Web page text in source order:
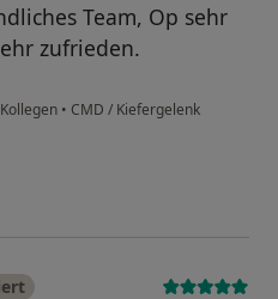
Team, Op sehr
zufrieden.
• CMD / Kiefergelenk